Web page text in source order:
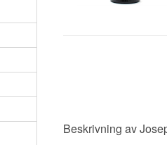
Beskrivning av